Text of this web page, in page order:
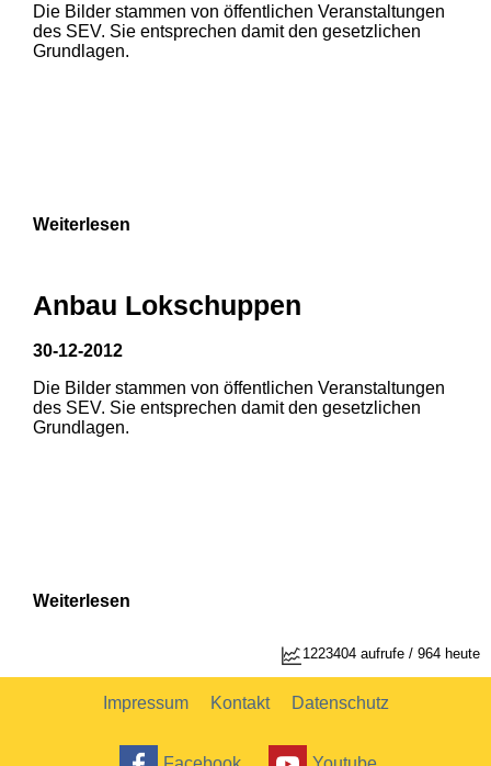
1 2
3
Die Bilder stammen von öffentlichen Veranstaltungen
des SEV. Sie entsprechen damit den gesetzlichen
Grundlagen.
Weiterlesen
Anbau Lokschuppen
30-12-2012
Die Bilder stammen von öffentlichen Veranstaltungen
des SEV. Sie entsprechen damit den gesetzlichen
Grundlagen.
Weiterlesen
1223404 aufrufe / 964 heute
Impressum Kontakt Datenschutz